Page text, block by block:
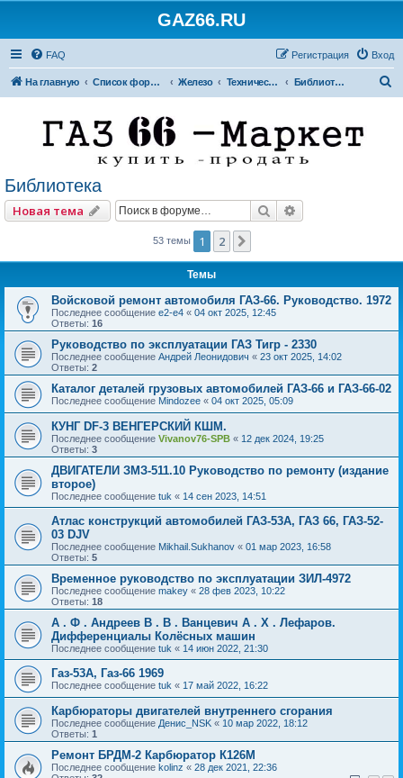
GAZ66.RU
FAQ Вход
Регистрация
На главную Список форумов Железо Технический форум Библиотека
Библиотека
Новая тема Поиск
53 темы 1 2
Темы
Войсковой ремонт автомобиля ГАЗ-66. Руководство. 1972
Последнее сообщение e2-e4 « 04 окт 2025, 12:45
Ответы: 16
Руководство по эксплуатации ГАЗ Тигр - 2330
Последнее сообщение Андрей Леонидович « 23 окт 2025, 14:02
Ответы: 2
Каталог деталей грузовых автомобилей ГАЗ-66 и ГАЗ-66-02
Последнее сообщение Mindozee « 04 окт 2025, 05:09
КУНГ DF-3 ВЕНГЕРСКИЙ КШМ.
Последнее сообщение Vivanov76-SPB « 12 дек 2024, 19:25
Ответы: 3
ДВИГАТЕЛИ ЗМЗ-511.10 Руководство по ремонту (издание
второе)
Последнее сообщение tuk « 14 сен 2023, 14:51
Атлас конструкций автомобилей ГАЗ-53А, ГАЗ 66, ГАЗ-52-
03 DJV
Последнее сообщение Mikhail.Sukhanov « 01 мар 2023, 16:58
Ответы: 5
Временное руководство по эксплуатации ЗИЛ-4972
Последнее сообщение makey « 28 фев 2023, 10:22
Ответы: 18
А . Ф . Андреев В . В . Ванцевич А . Х . Лефаров.
Дифференциалы Колёсных машин
Последнее сообщение tuk « 14 июн 2022, 21:30
Газ-53А, Газ-66 1969
Последнее сообщение tuk « 17 май 2022, 16:22
Карбюраторы двигателей внутреннего сгорания
Последнее сообщение Денис_NSK « 10 мар 2022, 18:12
Ответы: 1
Ремонт БРДМ-2 Карбюратор К126М
Последнее сообщение kolinz « 28 дек 2021, 22:36